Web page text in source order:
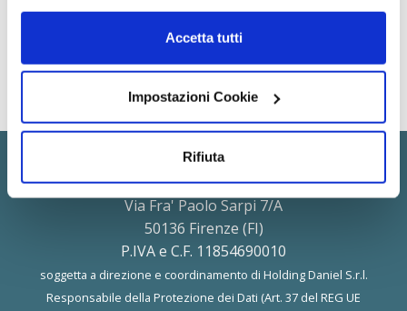
cookie. Chiudendo il banner tramite la “X” prosegui la
navigazione senza alcuna profilazione. Selezionando
profilazione che potrai revocare in ogni momento
pagina dedicati ai cookie.
Accetta tutti
Impostazioni Cookie
Rifiuta
NO ECM
www.psicologia.io
di Giunti Psicologia.io S.r.l.
Via Fra' Paolo Sarpi 7/A
50136 Firenze (FI)
P.IVA e C.F. 11854690010
soggetta a direzione e coordinamento di Holding Daniel S.r.l.
Responsabile della Protezione dei Dati (Art. 37 del REG UE